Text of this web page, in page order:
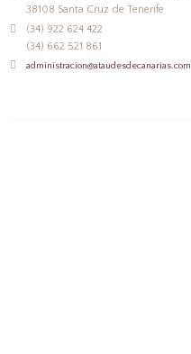
38108 Santa Cruz de Tenerife
(34) 922 624 422
(34) 662 521 861
administracion@ataudesdecanarias.com